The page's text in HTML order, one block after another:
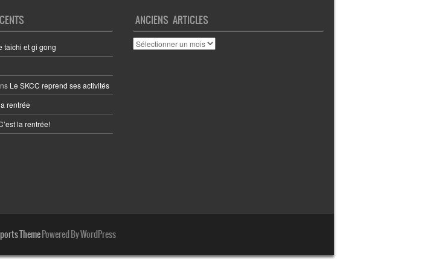
taichi et gi gong
Le SKCC reprend ses activités
rentrée
la rentrée!
ANCIENS ARTICLES
ANCIENS
ThemePowered By WordPress